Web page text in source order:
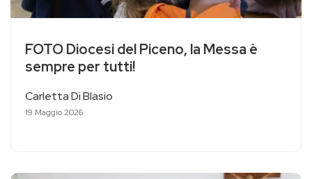
FOTO Diocesi del Piceno, la Messa è
sempre per tutti!
Carletta Di Blasio
19 Maggio 2026